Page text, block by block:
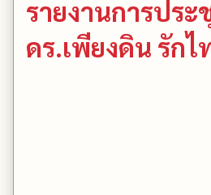
รายงานการปร
ดร.เพียงดิน รักไ